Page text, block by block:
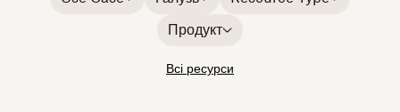
Продукт
Всі ресурси